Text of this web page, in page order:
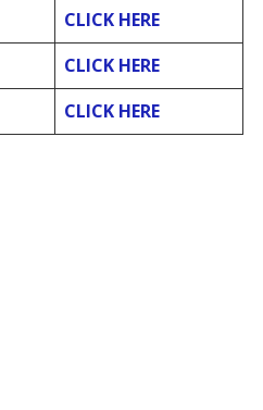
CLICK HERE
CLICK HERE
CLICK HERE